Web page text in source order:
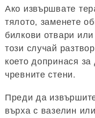
Ако извършвате
тялото, заменете
билкови отвари
този случай
което допринася
чревните стени.
Преди да
върха с вазелин